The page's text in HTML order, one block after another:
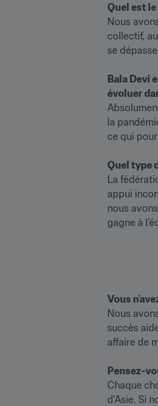
Quel est
Nous
collectif,
se
Bala Devi
évoluer
la
ce qui
Quel type
La
appui
nous
gagne à
Vous
Nous
succès
affaire de
Pensez-
Chaque
d'Asie. Si